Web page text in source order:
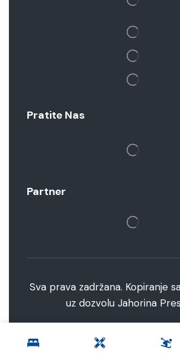
Pratite Nas
Partner
Sva prava zadržana. Kopiranje
uz dozvolu Jahorina